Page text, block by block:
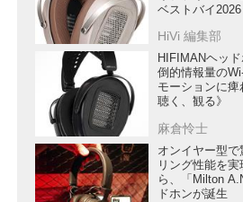
ベストバイ2026
HiVi 編集部
HIFIMANヘッ
倒的情報量の
モーションに
聴く、観る》
麻倉怜士
オンイヤー型
リング性能を
ら、「Milton
ドホンが誕生